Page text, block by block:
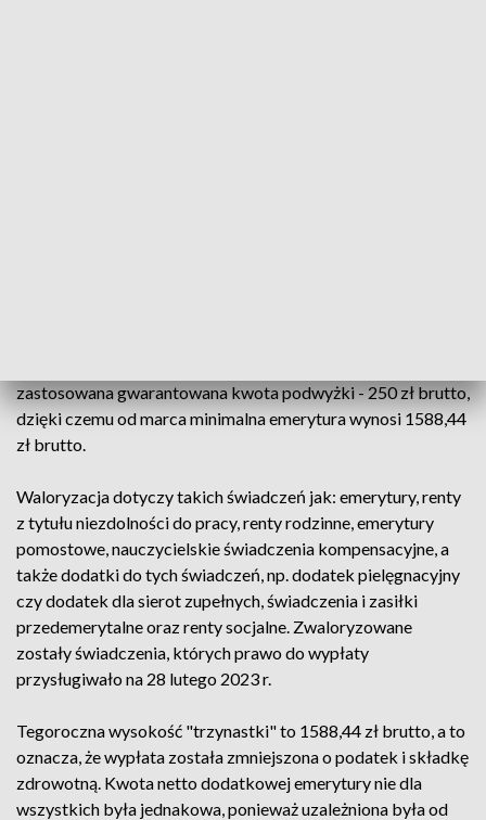
zastosowana gwarantowana kwota podwyżki - 250 zł brutto,
dzięki czemu od marca minimalna emerytura wynosi 1588,44
zł brutto.
Waloryzacja dotyczy takich świadczeń jak: emerytury, renty
z tytułu niezdolności do pracy, renty rodzinne, emerytury
pomostowe, nauczycielskie świadczenia kompensacyjne, a
także dodatki do tych świadczeń, np. dodatek pielęgnacyjny
czy dodatek dla sierot zupełnych, świadczenia i zasiłki
przedemerytalne oraz renty socjalne. Zwaloryzowane
zostały świadczenia, których prawo do wypłaty
przysługiwało na 28 lutego 2023 r.
Tegoroczna wysokość "trzynastki" to 1588,44 zł brutto, a to
oznacza, że wypłata została zmniejszona o podatek i składkę
zdrowotną. Kwota netto dodatkowej emerytury nie dla
wszystkich była jednakowa, ponieważ uzależniona była od